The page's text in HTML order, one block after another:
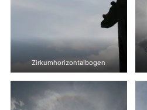
Zirkumhorizontalbogen